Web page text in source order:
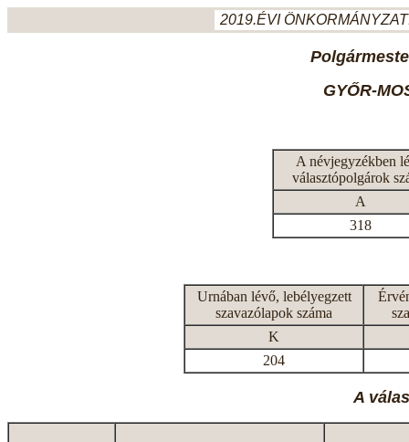
2019.ÉVI
GYŐR-
A névjegyzékben
választópolgárok
A
318
Urnában lévő, lebélyegzett
szavazólapok száma
K
204
A